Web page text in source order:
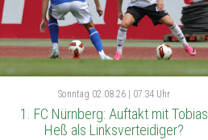
Sonntag 02.08.26 | 07:34 Uhr
1. FC Nürnberg: Auftakt mit Tobias
Heß als Linksverteidiger?